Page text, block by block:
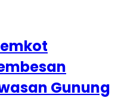
Gunung